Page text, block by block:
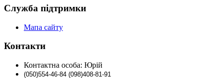
Служба підтримки
Мапа сайту
Контакти
Контактна особа: Юрій
(050)554-46-84 (098)408-81-91